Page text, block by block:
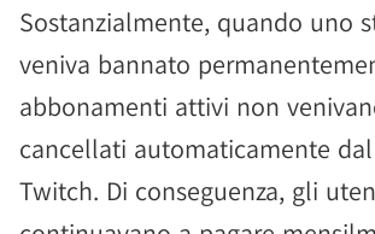
Sostanzialmente, quando uno
veniva bannato
abbonamenti attivi non
cancellati automaticamente
Twitch. Di conseguenza, gli